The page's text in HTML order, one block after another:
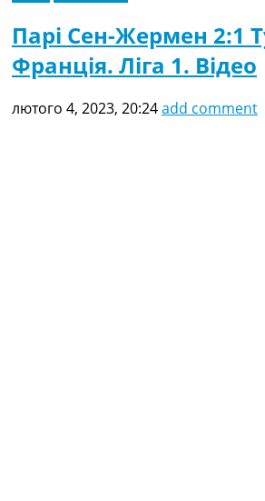
Парі Сен-Жермен 2:1
Франція. Ліга 1. Відео
лютого 4, 2023, 20:24add comment